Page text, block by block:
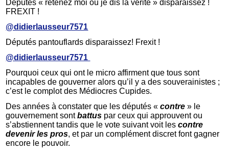
Députés « retenez moi ou je dis la vérité » disparaissez !
FREXIT !
@didierlausseur7571
Députés pantouflards disparaissez! Frexit !
@didierlausseur7571
Pourquoi ceux qui ont le micro affirment que tous sont
incapables de gouverner alors qu’il y a des souverainistes ;
c’est le complot des Médiocres Cupides.
Des années à constater que les députés «contre » le
gouvernement sontbattus par ceux qui approuvent ou
s’abstiennent tandis que le vote suivant voit lescontre
devenir les pros, et par un complément discret font gagner
encore le pouvoir.